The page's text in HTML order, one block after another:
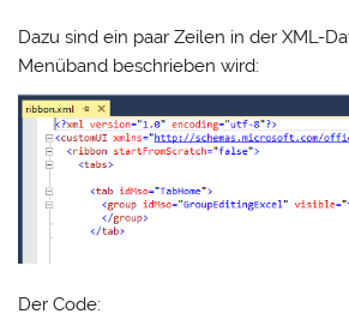
Dazu sind ein paar Zeilen in der XML-
Menüband beschrieben wird:
Der Code: